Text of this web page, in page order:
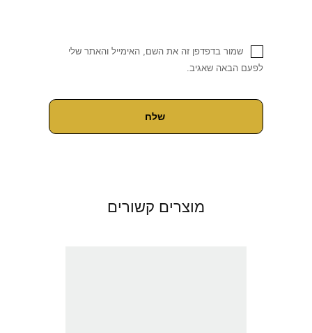
שמור בדפדפן זה את השם, האימייל והאתר שלי
לפעם הבאה שאגיב.
מוצרים קשורים